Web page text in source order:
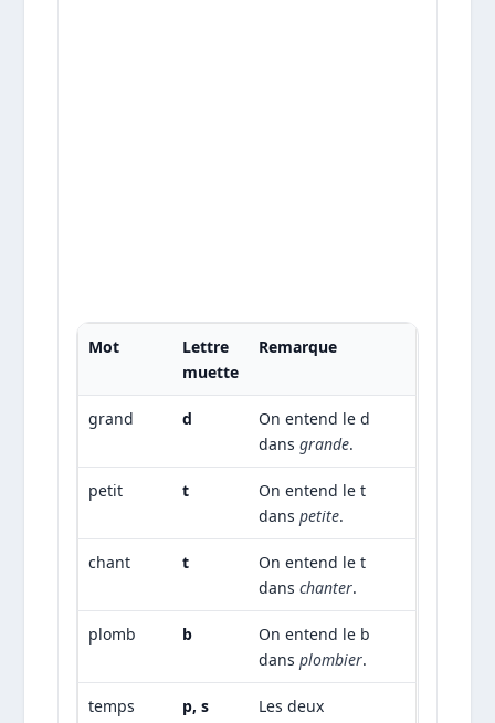
Mot
Lettre
muette
Remarque
grand d
On entend le d
dansgrande.
petit t
On entend le t
danspetite.
chant t
On entend le t
danschanter.
plomb b
On entend le b
dansplombier.
temps p, s
Les deux